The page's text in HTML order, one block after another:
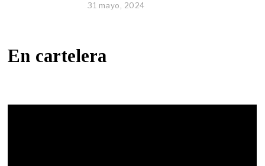
31 mayo, 2024
En cartelera